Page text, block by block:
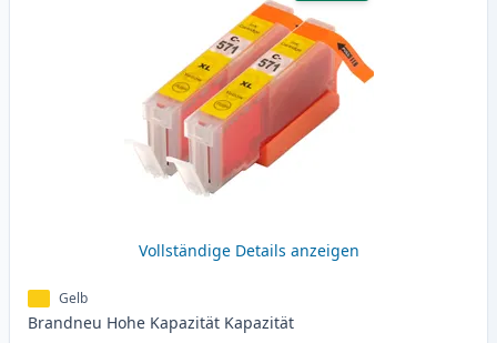
Vollständige Details anzeigen
Gelb
Brandneu Hohe Kapazität Kapazität